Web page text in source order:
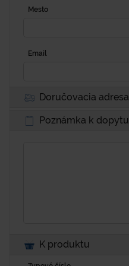
Mesto
Email
Doručovacia adresa
Poznámka k dopytu
K produktu